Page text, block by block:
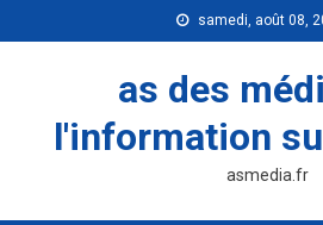
to
samedi, août 08,
as des
l'information
asmedia.fr